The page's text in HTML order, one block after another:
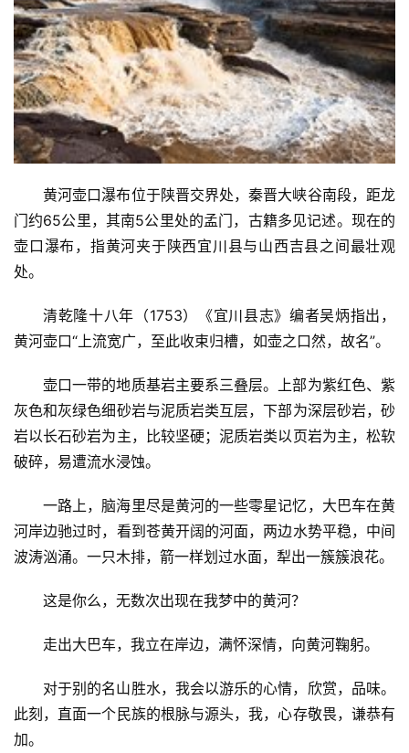
黄河壶口瀑布位于陕晋交界处，秦晋大峡谷南段，距龙
门约65公里，其南5公里处的孟门，古籍多见记述。现在的
壶口瀑布，指黄河夹于陕西宜川县与山西吉县之间最壮观
处。
清乾隆十八年（1753）《宜川县志》编者吴炳指出，
黄河壶口“上流宽广，至此收束归槽，如壶之口然，故名”。
壶口一带的地质基岩主要系三叠层。上部为紫红色、紫
灰色和灰绿色细砂岩与泥质岩类互层，下部为深层砂岩，砂
岩以长石砂岩为主，比较坚硬；泥质岩类以页岩为主，松软
破碎，易遭流水浸蚀。
一路上，脑海里尽是黄河的一些零星记忆，大巴车在黄
河岸边驰过时，看到苍黄开阔的河面，两边水势平稳，中间
波涛汹涌。一只木排，箭一样划过水面，犁出一簇簇浪花。
这是你么，无数次出现在我梦中的黄河？
走出大巴车，我立在岸边，满怀深情，向黄河鞠躬。
对于别的名山胜水，我会以游乐的心情，欣赏，品味。
此刻，直面一个民族的根脉与源头，我，心存敬畏，谦恭有
加。